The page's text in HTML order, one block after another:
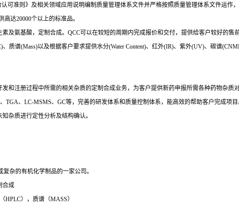
可准则》及相关领域应用说明编制质量管理体系文件并严格按照质量管理体系文件运
达20000个以上的标准品。
及氨基酸，定制合成。QCC可以在较短的周期内完成报价和交付，提供给客户较好的售
谱(Mass)以及根据客户要求提供水分(Water Content)、红外(IR)、紫外(UV)、碳谱
和注册过程中所需的相关杂质的定制合成业务，为客户提供新药申报所需各种药物杂质
、LC-MSMS、GC等，完善的研发体系和质量控制体系，能高效的帮助客户完成项
杂质进行定性分析及结构确认。
复杂的有机化学制品的一家公司。
合成
HPLC），质谱（MASS）